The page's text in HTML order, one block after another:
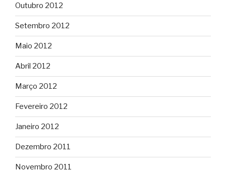
Outubro 2012
Setembro 2012
Maio 2012
Abril 2012
Março 2012
Fevereiro 2012
Janeiro 2012
Dezembro 2011
Novembro 2011